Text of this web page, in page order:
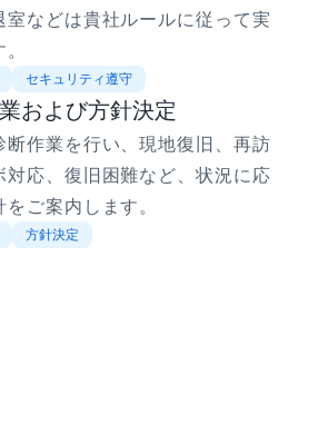
室などは貴社ルールに従って実
セキュリティ遵守
および方針決定
断作業を行い、現地復旧、再訪
対応、復旧困難など、状況に応
をご案内します。
方針決定